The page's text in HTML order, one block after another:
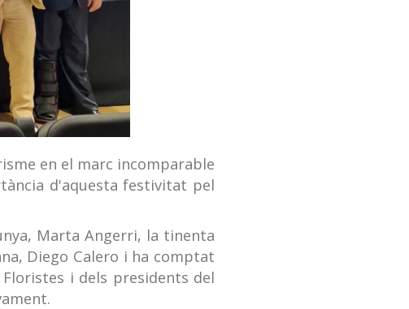
en el marc incomparable
d'aquesta festivitat pel
Marta Angerri, la tinenta
Diego Calero i ha comptat
i dels presidents del